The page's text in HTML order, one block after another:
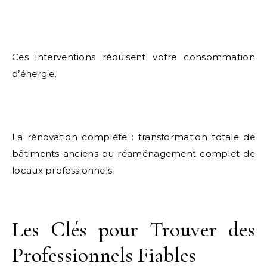
Ces interventions réduisent votre consommation
d’énergie.
La rénovation complète : transformation totale de
bâtiments anciens ou réaménagement complet de
locaux professionnels.
Les Clés pour Trouver des
Professionnels Fiables